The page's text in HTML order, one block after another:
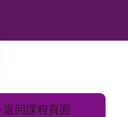
返回課程頁面